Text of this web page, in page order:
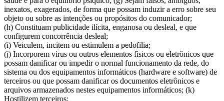
inexatos, exagerados, de forma que possam induzir a erro sobre seu
objeto ou sobre as intenções ou propósitos do comunicador;
(h) Constituam publicidade ilícita, enganosa ou desleal, e que
configurem concorrência desleal;
(i) Veiculem, incitem ou estimulem a pedofilia;
(j) Incorporem vírus ou outros elementos físicos ou eletrônicos que
possam danificar ou impedir o normal funcionamento da rede, do
sistema ou dos equipamentos informáticos (hardware e software) de
terceiros ou que possam danificar os documentos eletrônicos e
arquivos armazenados nestes equipamentos informáticos; (k)
Hostilizem terceiros;